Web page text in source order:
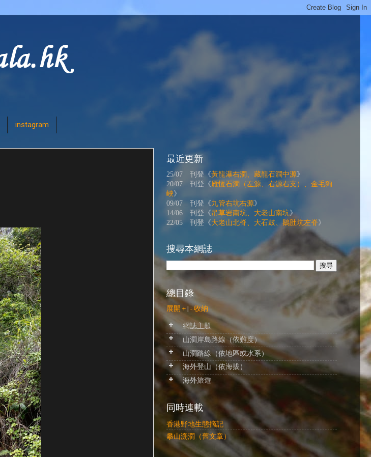
instagram
最近更新
25/07 刊登《黃龍瀑右澗、藏龍石澗中源》
20/07 刊登《雁恆石澗（左源、右源右支）、金毛狗
峽》
09/07 刊登《九管右坑右源》
14/06 刊登《吊草岩南坑、大老山南坑》
22/05 刊登《大老山北脊、大石鼓、鵝肚坑左脊》
搜尋本網誌
總目錄
展開 +| - 收納
網誌主題
山澗岸島路線（依難度）
山澗路線（依地區或水系）
海外登山（依海拔）
海外旅遊
同時連載
香港野地生態摘記
攀山溯澗（舊文章）